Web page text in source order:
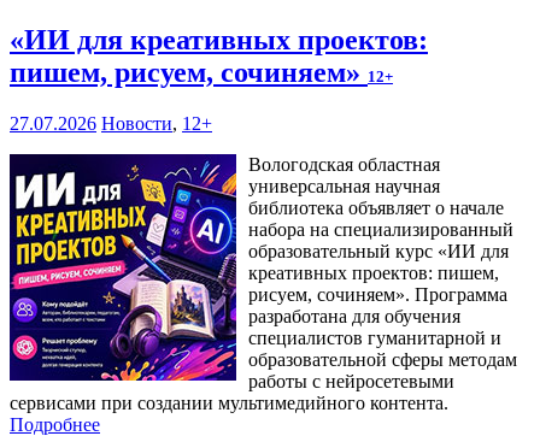
«ИИ для креативных проектов:
пишем, рисуем, сочиняем» 12+
27.07.2026 Новости, 12+
Вологодская областная
универсальная научная
библиотека объявляет о начале
набора на специализированный
образовательный курс «ИИ для
креативных проектов: пишем,
рисуем, сочиняем». Программа
разработана для обучения
специалистов гуманитарной и
образовательной сферы методам
работы с нейросетевыми
сервисами при создании мультимедийного контента.
Подробнее